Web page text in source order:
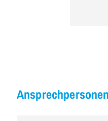
Ansprechpersonen